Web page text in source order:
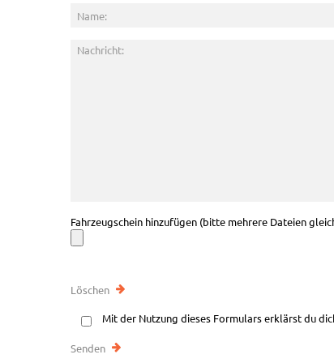
Fahrzeugschein hinzufügen (bitte mehrere Dateien
Mit der Nutzung dieses Formulars erklärst du